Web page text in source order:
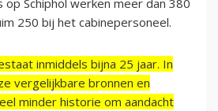
op Schiphol werken meer dan 380
250 bij het cabinepersoneel.
inmiddels bijna 25 jaar. In
vergelijkbare bronnen en
minder historie om aandacht